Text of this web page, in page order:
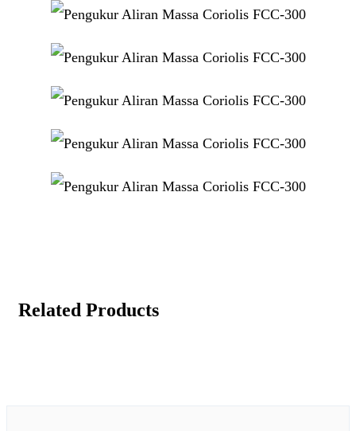
Related Products